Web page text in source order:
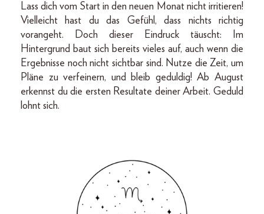
Lass dich vom Start in den neuen Monat nicht irritieren!
Vielleicht hast du das Gefühl, dass nichts richtig
vorangeht. Doch dieser Eindruck täuscht: Im
Hintergrund baut sich bereits vieles auf, auch wenn die
Ergebnisse noch nicht sichtbar sind. Nutze die Zeit, um
Pläne zu verfeinern, und bleib geduldig! Ab August
erkennst du die ersten Resultate deiner Arbeit. Geduld
lohnt sich.